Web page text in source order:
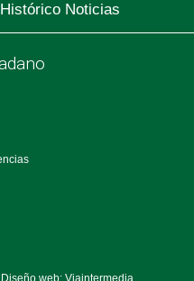
Histórico Noticias